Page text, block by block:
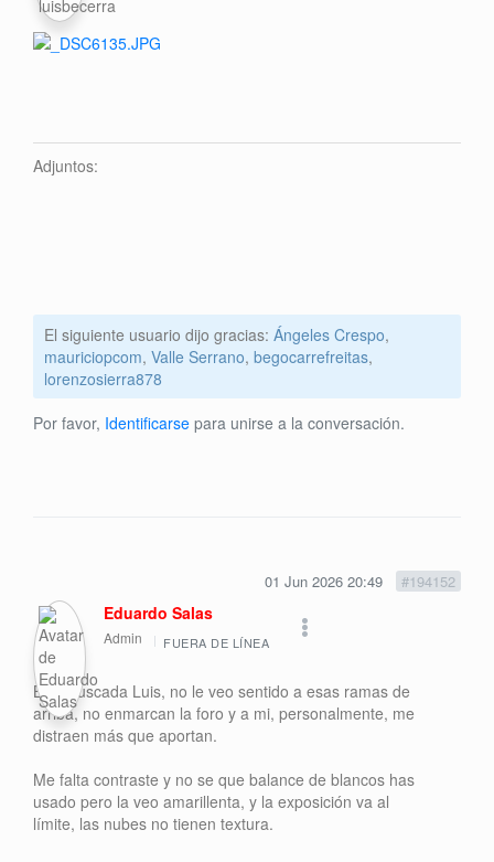
Adjuntos:
El siguiente usuario dijo gracias: Ángeles Crespo,
mauriciopcom, Valle Serrano, begocarrefreitas,
lorenzosierra878
Por favor, Identificarse para unirse a la conversación.
01 Jun 2026 20:49 #194152
Eduardo Salas
Admin FUERA DE LÍNEA
Bien buscada Luis, no le veo sentido a esas ramas de
arriba, no enmarcan la foro y a mi, personalmente, me
distraen más que aportan.
Me falta contraste y no se que balance de blancos has
usado pero la veo amarillenta, y la exposición va al
límite, las nubes no tienen textura.